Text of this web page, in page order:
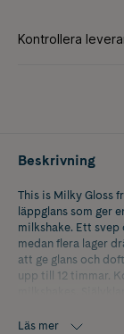
Beskrivning
This is Milky Gloss
läppglans som ger
milkshake. Ett svep
medan flera lager
att ge glans och
upp till 12 timmar.
*Innehåller inte
Läs mer